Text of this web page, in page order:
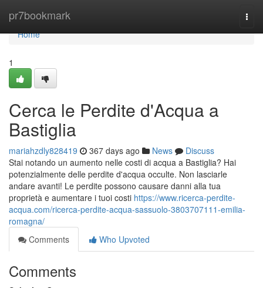
pr7bookmark
Home
Home
1
Cerca le Perdite d'Acqua a
Bastiglia
mariahzdly828419 367 days ago News
Discuss
Stai notando un aumento nelle costi di acqua a Bastiglia? Hai
potenzialmente delle perdite d'acqua occulte. Non lasciarle
andare avanti! Le perdite possono causare danni alla tua
proprietà e aumentare i tuoi costi https://www.ricerca-perdite-
acqua.com/ricerca-perdite-acqua-sassuolo-3803707111-emilia-
romagna/
Comments
Who Upvoted
Comments